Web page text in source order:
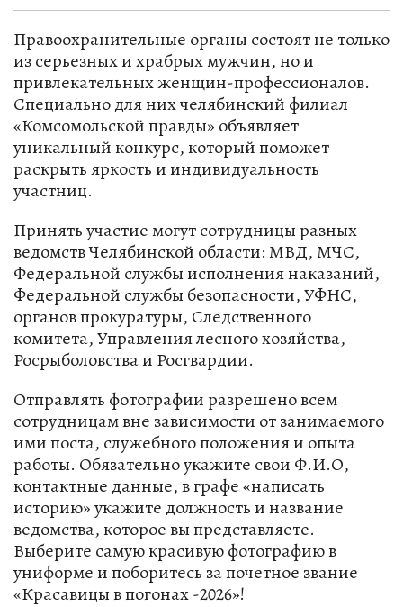
Правоохранительные органы состоят не только
из серьезных и храбрых мужчин, но и
привлекательных женщин-профессионалов.
Специально для них челябинский филиал
«Комсомольской правды» объявляет
уникальный конкурс, который поможет
раскрыть яркость и индивидуальность
участниц.
Принять участие могут сотрудницы разных
ведомств Челябинской области: МВД, МЧС,
Федеральной службы исполнения наказаний,
Федеральной службы безопасности, УФНС,
органов прокуратуры, Следственного
комитета, Управления лесного хозяйства,
Росрыболовства и Росгвардии.
Отправлять фотографии разрешено всем
сотрудницам вне зависимости от занимаемого
ими поста, служебного положения и опыта
работы. Обязательно укажите свои Ф.И.О,
контактные данные, в графе «написать
историю» укажите должность и название
ведомства, которое вы представляете.
Выберите самую красивую фотографию в
униформе и поборитесь за почетное звание
«Красавицы в погонах -2026»!